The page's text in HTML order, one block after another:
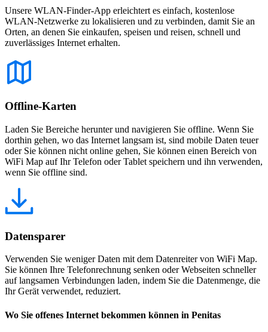
Unsere WLAN-Finder-App erleichtert es einfach, kostenlose
WLAN-Netzwerke zu lokalisieren und zu verbinden, damit Sie an
Orten, an denen Sie einkaufen, speisen und reisen, schnell und
zuverlässiges Internet erhalten.
Offline-Karten
Laden Sie Bereiche herunter und navigieren Sie offline. Wenn Sie
dorthin gehen, wo das Internet langsam ist, sind mobile Daten teuer
oder Sie können nicht online gehen, Sie können einen Bereich von
WiFi Map auf Ihr Telefon oder Tablet speichern und ihn verwenden,
wenn Sie offline sind.
Datensparer
Verwenden Sie weniger Daten mit dem Datenreiter von WiFi Map.
Sie können Ihre Telefonrechnung senken oder Webseiten schneller
auf langsamen Verbindungen laden, indem Sie die Datenmenge, die
Ihr Gerät verwendet, reduziert.
Wo Sie offenes Internet bekommen können in Penitas